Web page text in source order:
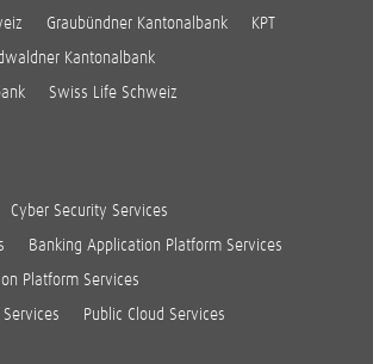
Graubündner Kantonalbank KPT
Kantonalbank
Swiss Life Schweiz
Cyber Security Services
Banking Application Platform Services
Platform Services
Public Cloud Services